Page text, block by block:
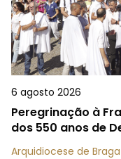
6 agosto 2026
Peregrinação à
dos 550 anos de
Arquidiocese de Braga